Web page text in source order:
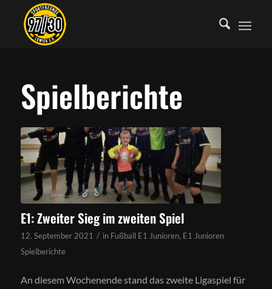
Spielberichte
E1: Zweiter Sieg im zweiten Spiel
12. September 2021 / in Fußball E1 Junioren, E1 Junioren
Spielberichte
An diesem Wochenende stand das zweite Ligaspiel für